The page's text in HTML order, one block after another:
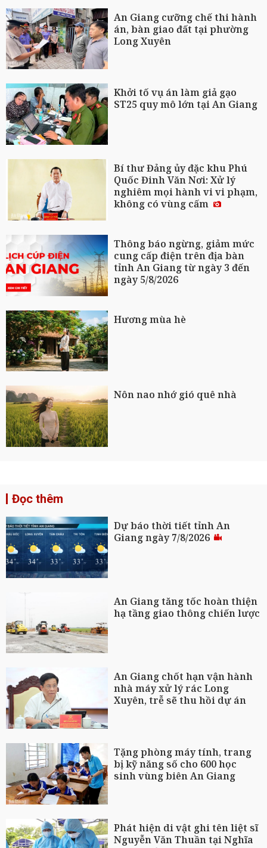
An Giang cưỡng chế thi hành
án, bàn giao đất tại phường
Long Xuyên
Khởi tố vụ án làm giả gạo
ST25 quy mô lớn tại An Giang
Bí thư Đảng ủy đặc khu Phú
Quốc Đinh Văn Nơi: Xử lý
nghiêm mọi hành vi vi phạm,
không có vùng cấm
Thông báo ngừng, giảm mức
cung cấp điện trên địa bàn
tỉnh An Giang từ ngày 3 đến
ngày 5/8/2026
Hương mùa hè
Nôn nao nhớ gió quê nhà
Đọc thêm
Dự báo thời tiết tỉnh An
Giang ngày 7/8/2026
An Giang tăng tốc hoàn thiện
hạ tầng giao thông chiến lược
An Giang chốt hạn vận hành
nhà máy xử lý rác Long
Xuyên, trễ sẽ thu hồi dự án
Tặng phòng máy tính, trang
bị kỹ năng số cho 600 học
sinh vùng biên An Giang
Phát hiện di vật ghi tên liệt sĩ
Nguyễn Văn Thuần tại Nghĩa